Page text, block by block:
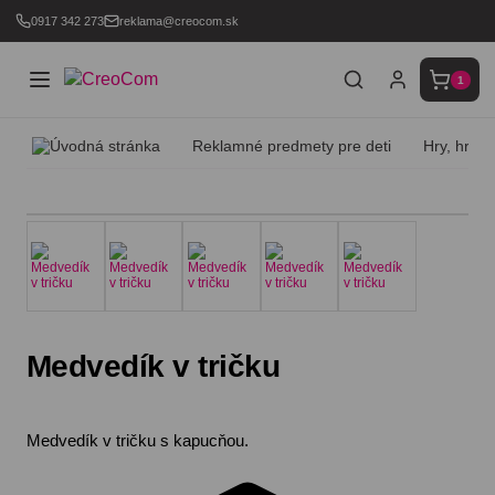
0917 342 273 reklama@creocom.sk
1
Reklamné predmety pre deti Hry,
Medvedík v tričku
Medvedík v tričku s kapucňou.